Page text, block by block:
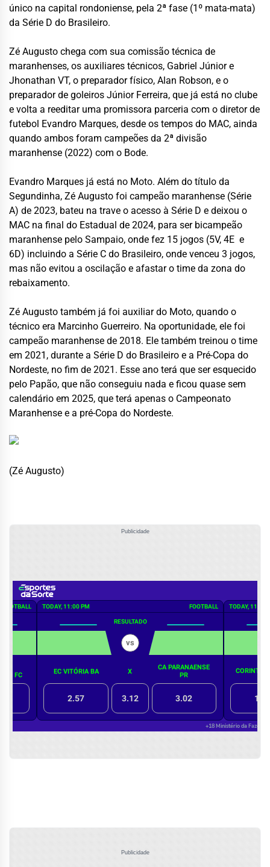
único na capital rondoniense, pela 2ª fase (1º mata-mata)
da Série D do Brasileiro.
Zé Augusto chega com sua comissão técnica de
maranhenses, os auxiliares técnicos, Gabriel Júnior e
Jhonathan VT, o preparador físico, Alan Robson, e o
preparador de goleiros Júnior Ferreira, que já está no clube
e volta a reeditar uma promissora parceria com o diretor de
futebol Evandro Marques, desde os tempos do MAC, ainda
quando ambos foram campeões da 2ª divisão
maranhense (2022) com o Bode.
Evandro Marques já está no Moto. Além do título da
Segundinha, Zé Augusto foi campeão maranhense (Série
A) de 2023, bateu na trave o acesso à Série D e deixou o
MAC na final do Estadual de 2024, para ser bicampeão
maranhense pelo Sampaio, onde fez 15 jogos (5V, 4E e
6D) incluindo a Série C do Brasileiro, onde venceu 3 jogos,
mas não evitou a oscilação e afastar o time da zona do
rebaixamento.
Zé Augusto também já foi auxiliar do Moto, quando o
técnico era Marcinho Guerreiro. Na oportunidade, ele foi
campeão maranhense de 2018. Ele também treinou o time
em 2021, durante a Série D do Brasileiro e a Pré-Copa do
Nordeste, no fim de 2021. Esse ano terá que ser esquecido
pelo Papão, que não conseguiu nada e ficou quase sem
calendário em 2025, que terá apenas o Campeonato
Maranhense e a pré-Copa do Nordeste.
(Zé Augusto)
Publicidade
Publicidade